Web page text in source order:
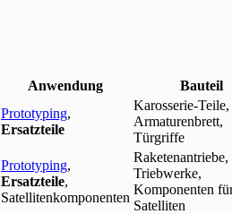
Anwendung Bauteil
Prototyping,
Ersatzteile
Karosserie-Teile,
Armaturenbrett,
Türgriffe
Prototyping,
Ersatzteile,
Satellitenkomponenten
Raketenantriebe,
Triebwerke,
Komponenten
Satelliten